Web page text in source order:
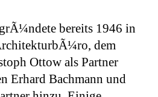
bereits 1946 in
dem
Ottow als Partner
Erhard Bachmann und